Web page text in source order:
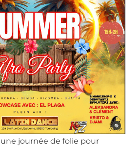
journée de folie pour